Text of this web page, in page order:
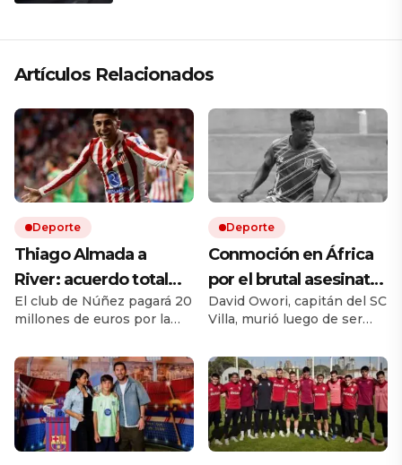
Artículos Relacionados
Deporte
Thiago Almada a
River: acuerdo total
con Atlético de Madrid
y el campeón del
mundo llega por una
cifra récord
El club de Núñez pagará 20
millones de euros por la
Le ganó la pulseada a
Flamengo y es la
transferencia más cara en
la historia del fútbol
argentino. El equipo de
Coudet se sigue reforzando
Deporte
Conmoción en África
por el brutal asesinato
de una de las figuras
del fútbol ugandés
David Owori, capitán del SC
Villa, murió luego de ser
durante un asalto ocurrido
en un barrio de Kampala.